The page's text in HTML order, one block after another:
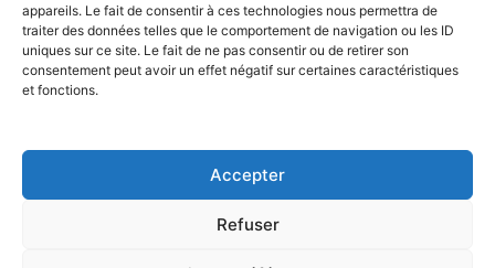
appareils. Le fait de consentir à ces technologies nous permettra de
traiter des données telles que le comportement de navigation ou les ID
uniques sur ce site. Le fait de ne pas consentir ou de retirer son
consentement peut avoir un effet négatif sur certaines caractéristiques
et fonctions.
Accepter
Refuser